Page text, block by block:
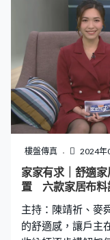
樓盤傳真 2024年
家家有求｜舒適
置 六款家居布料
主持：陳靖祈、麥
的舒適感，讓戶主